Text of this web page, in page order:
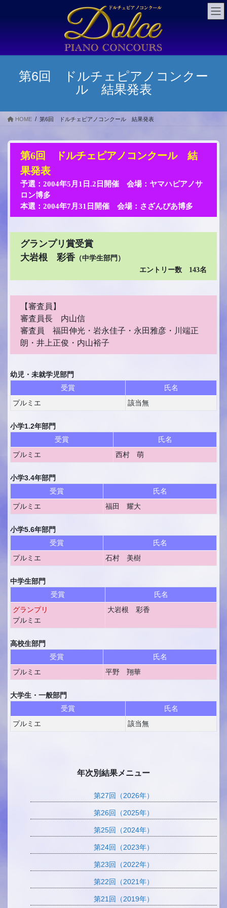
に
ョ
第6回 ドルチェピアノコンクー
ル 結果発表
HOME 第6回 ドルチェピアノコンクール 結果発表
第6回 ドルチェピアノコンクール 結
果発表
予選：2004年5月1日.2日開催 会場：ヤマハピアノサ
ロン博多
本選：2004年7月31日開催 会場：さざんぴあ博多
グランプリ賞受賞
大岩根 彩香 （中学生部門）
エントリー数 143名
【審査員】
審査員長 内山信
審査員 福田伸光・岩永佳子・永田雅彦・川端正
朗・井上正俊・内山裕子
幼児・未就学児部門
受賞
氏名
プルミエ
該当無
小学1.2年部門
受賞
氏名
プルミエ
西村 萌
小学3.4年部門
受賞
氏名
プルミエ
福田 耀大
小学5.6年部門
受賞
氏名
プルミエ
石村 美樹
中学生部門
受賞
氏名
グランプリ
プルミエ
大岩根 彩香
高校生部門
受賞
氏名
プルミエ
平野 翔華
大学生・一般部門
受賞
氏名
プルミエ
該当無
年次別結果メニュー
第27回（2026年）
第26回（2025年）
第25回（2024年）
第24回（2023年）
第23回（2022年）
第22回（2021年）
第21回（2019年）